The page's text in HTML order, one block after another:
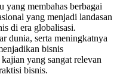
yang membahas berbagai
yang menjadi landasan
di era globalisasi.
dunia, serta meningkatnya
bisnis
yang sangat relevan
bisnis.